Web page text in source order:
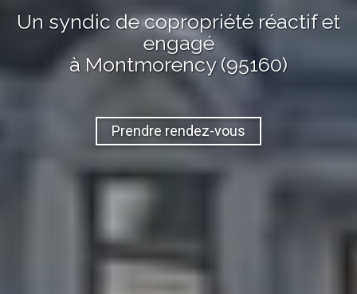
Un syndic de copropriété réactif et
engagé
à Montmorency (95160)
Prendre rendez-vous